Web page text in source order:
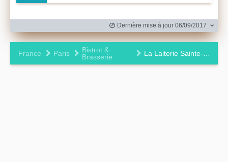
Dernière mise à jour 06/09/2017
France Paris
Bistrot &
Brasserie